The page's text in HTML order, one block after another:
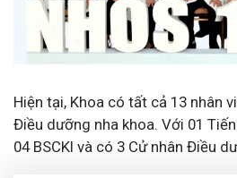
Hiện tại, Khoa có tất cả 13 nhân
Điều dưỡng nha khoa. Với 01 Tiến
04 BSCKI và có 3 Cử nhân Điều